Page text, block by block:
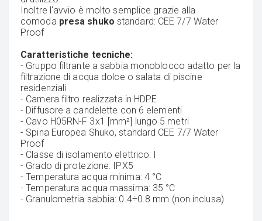
Inoltre l'avvio è molto semplice grazie alla
comoda presa shuko standard: CEE 7/7 Water
Proof
Caratteristiche tecniche:
- Gruppo filtrante a sabbia monoblocco adatto per la
filtrazione di acqua dolce o salata di piscine
residenziali
- Camera filtro realizzata in HDPE
- Diffusore a candelette con 6 elementi
- Cavo H05RN-F 3x1 [mm²] lungo 5 metri
- Spina Europea Shuko, standard CEE 7/7 Water
Proof
- Classe di isolamento elettrico: I
- Grado di protezione: IPX5
- Temperatura acqua minima: 4 °C
- Temperatura acqua massima: 35 °C
- Granulometria sabbia: 0.4÷0.8 mm (non inclusa)